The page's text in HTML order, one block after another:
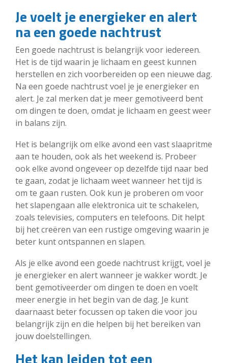
Je voelt je energieker en alert
na een goede nachtrust
Een goede nachtrust is belangrijk voor iedereen.
Het is de tijd waarin je lichaam en geest kunnen
herstellen en zich voorbereiden op een nieuwe dag.
Na een goede nachtrust voel je je energieker en
alert. Je zal merken dat je meer gemotiveerd bent
om dingen te doen, omdat je lichaam en geest weer
in balans zijn.
Het is belangrijk om elke avond een vast slaapritme
aan te houden, ook als het weekend is. Probeer
ook elke avond ongeveer op dezelfde tijd naar bed
te gaan, zodat je lichaam weet wanneer het tijd is
om te gaan rusten. Ook kun je proberen om voor
het slapengaan alle elektronica uit te schakelen,
zoals televisies, computers en telefoons. Dit helpt
bij het creëren van een rustige omgeving waarin je
beter kunt ontspannen en slapen.
Als je elke avond een goede nachtrust krijgt, voel je
je energieker en alert wanneer je wakker wordt. Je
bent gemotiveerder om dingen te doen en voelt
meer energie in het begin van de dag. Je kunt
daarnaast beter focussen op taken die voor jou
belangrijk zijn en die helpen bij het bereiken van
jouw doelstellingen.